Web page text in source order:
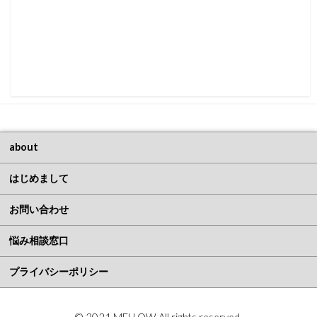
about
はじめまして
お問い合わせ
悩み相談窓口
プライバシーポリシー